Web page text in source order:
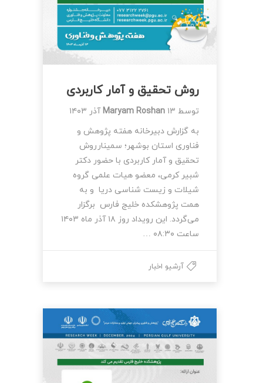
روش تحقیق و آمار کاربردی
توسط Maryam Roshan ۱۳ آذر ۱۴۰۳
به گزارش دبیرخانه هفته پژوهش و
فناوری استان بوشهر؛ سمینارروش
تحقیق و آمار کاربردی با حضور دکتر
شبیر کرمی، معضو هیات علمی گروه
شیلات و زیست شناسی دریا و به
همت پژوهشکده خلیج فارس برگزار
می‌گردد. این رویداد روز ۱۸ آذر ماه ۱۴۰۳
ساعت ۰۸:۳۰ …
آرشیو اخبار